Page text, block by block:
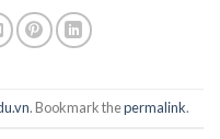
. Bookmark thepermalink.